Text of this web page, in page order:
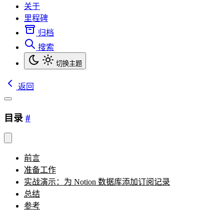
关于
里程碑
归档
搜索
切换主题
返回
目录 #
前言
准备工作
实战演示：为 Notion 数据库添加订阅记录
总结
参考